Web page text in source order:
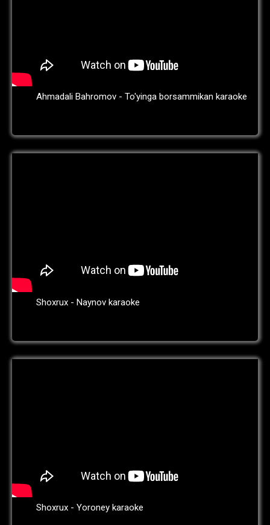
Ahmadali Bahromov - To'yinga borsammikan karaoke
Shoxrux - Naynov karaoke
Shoxrux - Yoroney karaoke